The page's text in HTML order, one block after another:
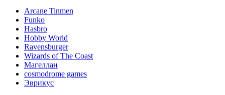
Arcane Tinmen
Funko
Hasbro
Hobby World
Ravensburger
Wizards of The Coast
Магеллан
сosmodrome games
Эврикус